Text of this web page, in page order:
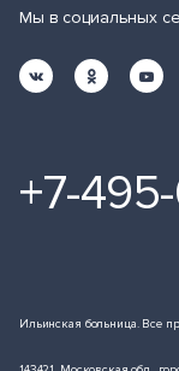
Мы в социальных
+7-
Ильинская больница. Все